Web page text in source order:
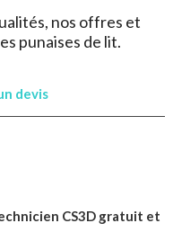
nos offres et
punaises de lit.
devis
CS3D gratuit et